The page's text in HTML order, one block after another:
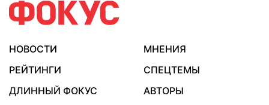
НОВОСТИ
МНЕНИЯ
РЕЙТИНГИ
СПЕЦТЕМЫ
ДЛИННЫЙ ФОКУС
АВТОРЫ